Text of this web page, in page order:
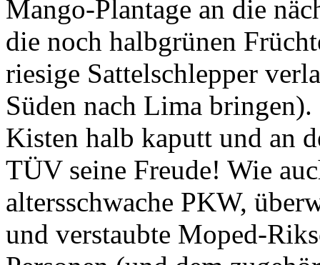
die noch halbgrünen
riesige Sattelschlepper
Süden nachLimabringen).
Kisten halb kaputt und an
TÜV seine Freude! Wie
altersschwache PKW,
und verstaubte Moped-
Personen (und dem